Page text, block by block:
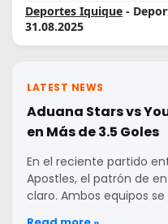
Deportes Iquique -
31.08.2025
LATEST NEWS
Aduana Stars vs
en Más de 3.5 Goles
En el reciente partido
Apostles, el patrón de
claro. Ambos equipos